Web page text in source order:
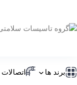
برند ها